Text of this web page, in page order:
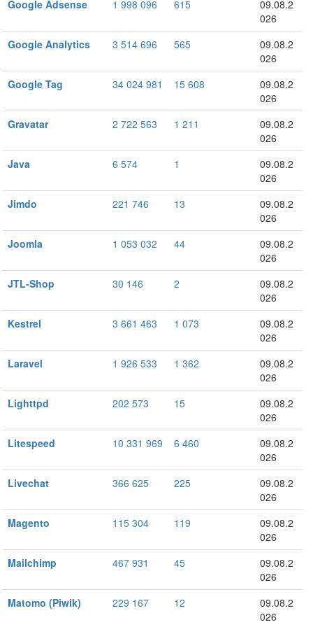
Google Adsense 1 998 096 615
09.08.2
026
Google Analytics
3 514 696 565
09.08.2
026
Google Tag
34 024 981 15 608
09.08.2
026
Gravatar
2 722 563 1 211
09.08.2
026
Java
6 574 1
09.08.2
026
Jimdo
221 746 13
09.08.2
026
Joomla
1 053 032 44
09.08.2
026
JTL-Shop
30 146 2
09.08.2
026
Kestrel
3 661 463 1 073
09.08.2
026
Laravel
1 926 533 1 362
09.08.2
026
Lighttpd
202 573 15
09.08.2
026
Litespeed
10 331 969 6 460
09.08.2
026
Livechat
366 625 225
09.08.2
026
Magento
115 304 119
09.08.2
026
Mailchimp
467 931 45
09.08.2
026
Matomo (Piwik)
229 167 12
09.08.2
026